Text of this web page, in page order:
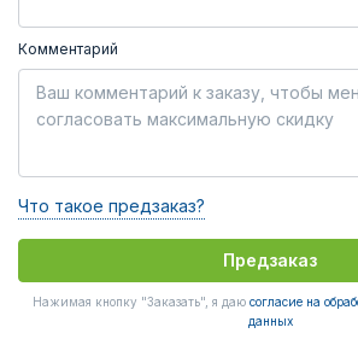
Комментарий
Что такое предзаказ?
Предзаказ
Нажимая кнопку "Заказать", я даю согласие на
данных